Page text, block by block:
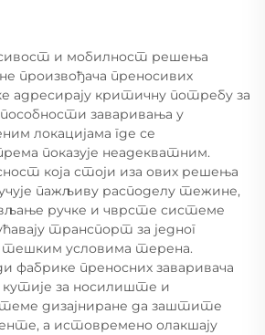
и мобилност решења
произвођача преносивих
адресирају критичну потребу за
заваривања у
локацијама где се
показује неадекватним.
која стоји иза ових решења
пажљиву расподелу тежине,
ручке и чврсте системе
транспорт за једног
тешким условима терена.
фабрике преносних заваривача
за носилиште и
дизајниране да заштите
а истовремено олакшају